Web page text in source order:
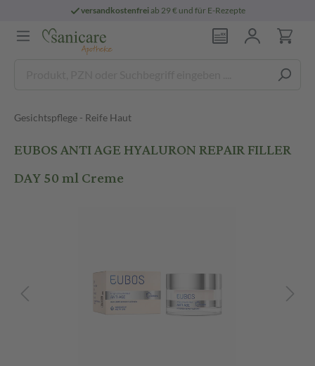
versandkostenfreiab 29 € und für E-Rezepte
Gesichtspflege - Reife Haut
EUBOS ANTI AGE HYALURON REPAIR FILLER
DAY 50 ml Creme